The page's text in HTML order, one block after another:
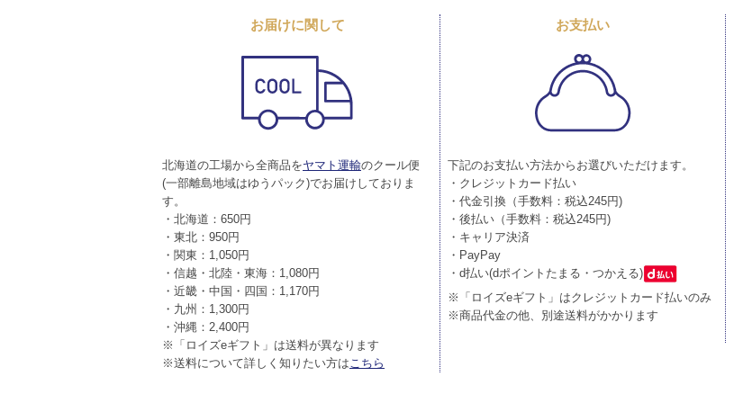
お届けに関して
北海道の工場から全商品をヤマト運輸のクール便
(一部離島地域はゆうパック)でお届けしておりま
す。
・北海道：650円
・東北：950円
・関東：1,050円
・信越・北陸・東海：1,080円
・近畿・中国・四国：1,170円
・九州：1,300円
・沖縄：2,400円
※「ロイズeギフト」は送料が異なります
※送料について詳しく知りたい方はこちら
お支払い
下記のお支払い方法からお選びいただけます。
・クレジットカード払い
・代金引換（手数料：税込245円)
・後払い（手数料：税込245円)
・キャリア決済
・PayPay
・d払い(dポイントたまる・つかえる)
※「ロイズeギフト」はクレジットカード払いのみ
※商品代金の他、別途送料がかかります